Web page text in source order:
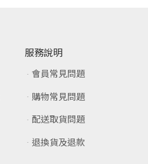
服務說明
會員常見問題
購物常見問題
配送取貨問題
退換貨及退款